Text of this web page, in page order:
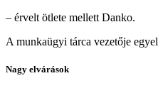
– érvelt ötlete mellett Danko.
A munkaügyi tárca vezetője
Nagy elvárások